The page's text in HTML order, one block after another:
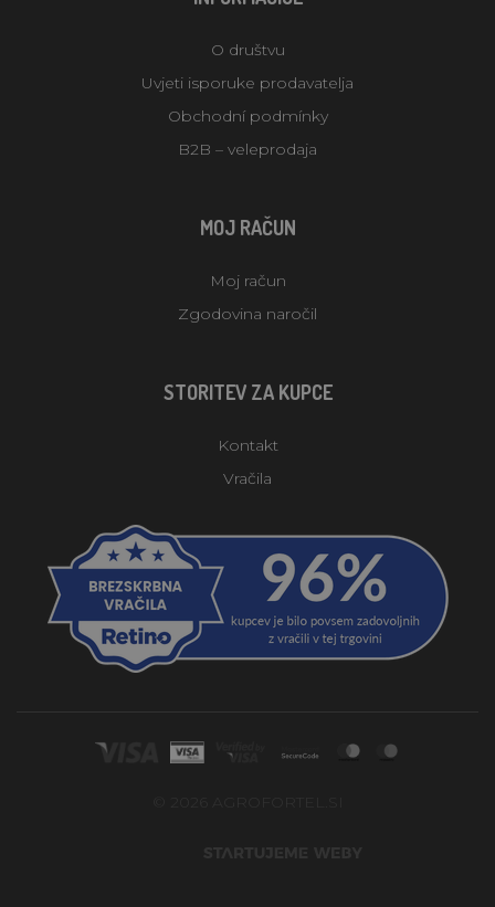
O društvu
Uvjeti isporuke prodavatelja
Obchodní podmínky
B2B – veleprodaja
MOJ RAČUN
Moj račun
Zgodovina naročil
STORITEV ZA KUPCE
Kontakt
Vračila